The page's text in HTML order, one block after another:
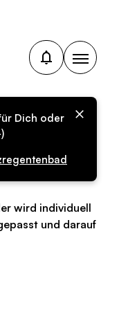
Dich oder
für
wird individuell
und darauf